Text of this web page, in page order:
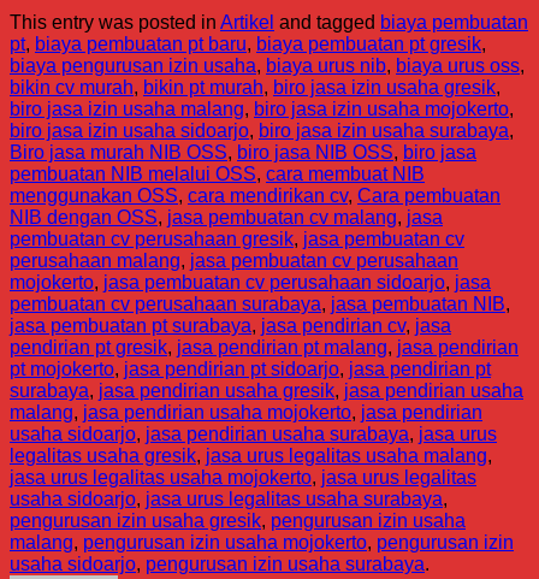
This entry was posted in Artikel and tagged biaya pembuatan
pt, biaya pembuatan pt baru, biaya pembuatan pt gresik,
biaya pengurusan izin usaha, biaya urus nib, biaya urus oss,
bikin cv murah, bikin pt murah, biro jasa izin usaha gresik,
biro jasa izin usaha malang, biro jasa izin usaha mojokerto,
biro jasa izin usaha sidoarjo, biro jasa izin usaha surabaya,
Biro jasa murah NIB OSS, biro jasa NIB OSS, biro jasa
pembuatan NIB melalui OSS, cara membuat NIB
menggunakan OSS, cara mendirikan cv, Cara pembuatan
NIB dengan OSS, jasa pembuatan cv malang, jasa
pembuatan cv perusahaan gresik, jasa pembuatan cv
perusahaan malang, jasa pembuatan cv perusahaan
mojokerto, jasa pembuatan cv perusahaan sidoarjo, jasa
pembuatan cv perusahaan surabaya, jasa pembuatan NIB,
jasa pembuatan pt surabaya, jasa pendirian cv, jasa
pendirian pt gresik, jasa pendirian pt malang, jasa pendirian
pt mojokerto, jasa pendirian pt sidoarjo, jasa pendirian pt
surabaya, jasa pendirian usaha gresik, jasa pendirian usaha
malang, jasa pendirian usaha mojokerto, jasa pendirian
usaha sidoarjo, jasa pendirian usaha surabaya, jasa urus
legalitas usaha gresik, jasa urus legalitas usaha malang,
jasa urus legalitas usaha mojokerto, jasa urus legalitas
usaha sidoarjo, jasa urus legalitas usaha surabaya,
pengurusan izin usaha gresik, pengurusan izin usaha
malang, pengurusan izin usaha mojokerto, pengurusan izin
usaha sidoarjo, pengurusan izin usaha surabaya.